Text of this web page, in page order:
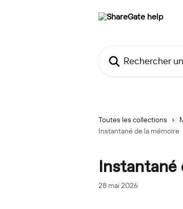
Toutes les collections
Instantané de la mémoire
Instantané
28 mai 2026